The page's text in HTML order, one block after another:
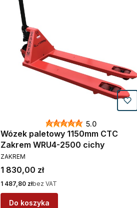
5.0
Wózek paletowy 1150mm CTC
Zakrem WRU4-2500 cichy
PRODUCENT
ZAKREM
Cena
1 830,00 zł
Cena
1 487,80 złbez VAT
Do koszyka